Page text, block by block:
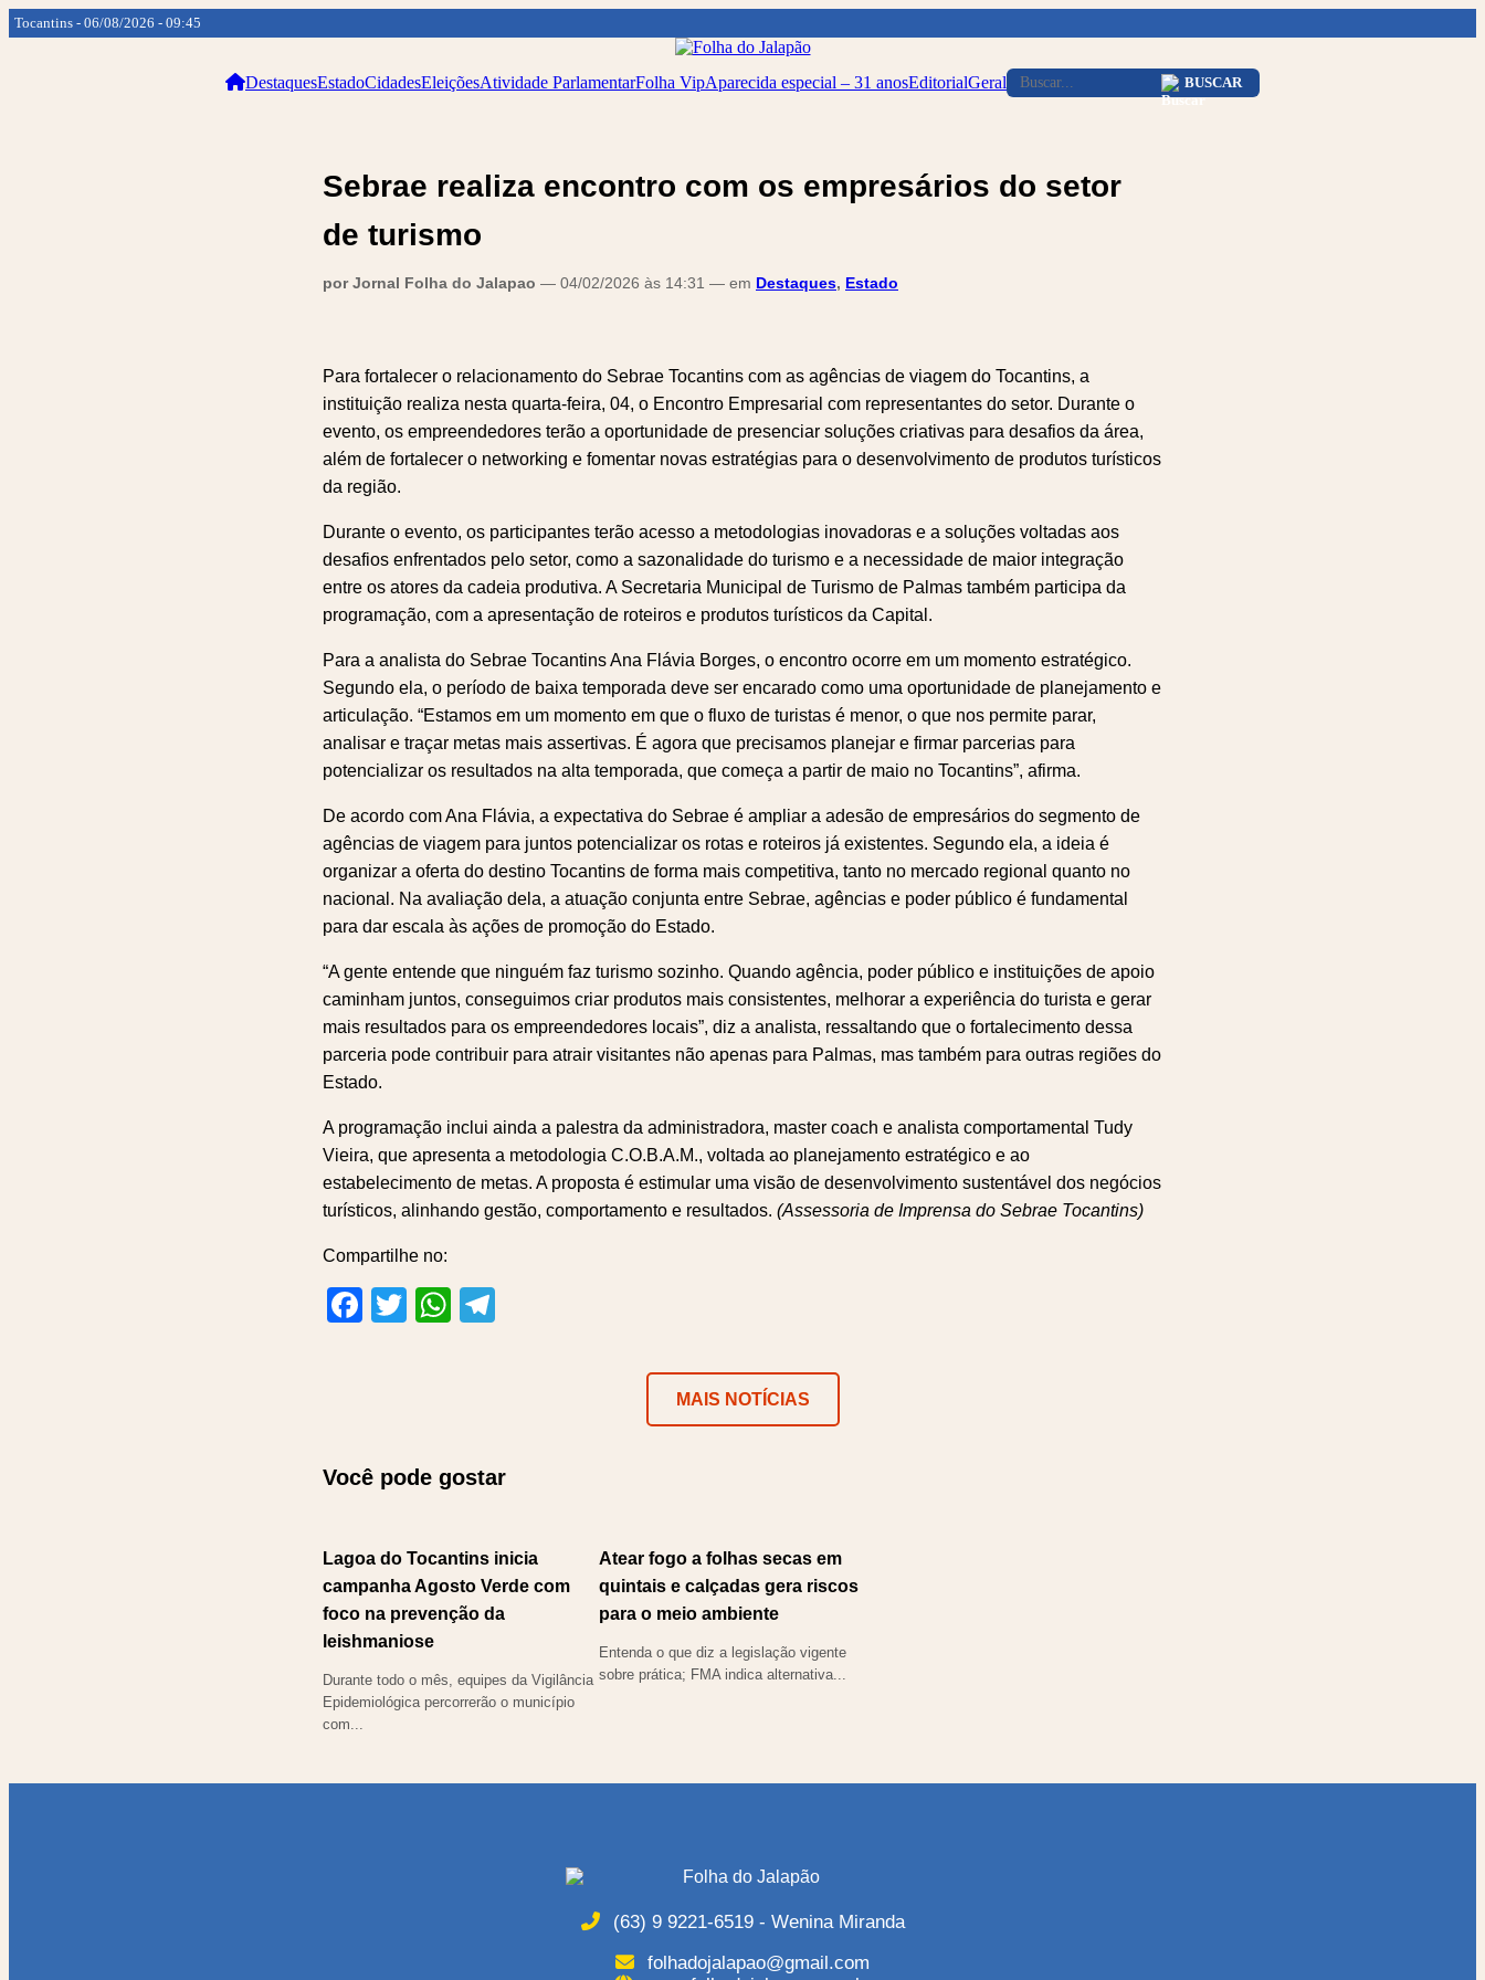
Tocantins - 06/08/2026 - 09:45
DestaquesEstadoCidadesEleiçõesAtividade ParlamentarFolha VipAparecida especial – 31 anosEditorialGeral BUSCAR
Sebrae realiza encontro com os empresários do setor
de turismo
por Jornal Folha do Jalapao — 04/02/2026 às 14:31 — em Destaques, Estado
Para fortalecer o relacionamento do Sebrae Tocantins com as agências de viagem do Tocantins, a
instituição realiza nesta quarta-feira, 04, o Encontro Empresarial com representantes do setor. Durante o
evento, os empreendedores terão a oportunidade de presenciar soluções criativas para desafios da área,
além de fortalecer o networking e fomentar novas estratégias para o desenvolvimento de produtos turísticos
da região.
Durante o evento, os participantes terão acesso a metodologias inovadoras e a soluções voltadas aos
desafios enfrentados pelo setor, como a sazonalidade do turismo e a necessidade de maior integração
entre os atores da cadeia produtiva. A Secretaria Municipal de Turismo de Palmas também participa da
programação, com a apresentação de roteiros e produtos turísticos da Capital.
Para a analista do Sebrae Tocantins Ana Flávia Borges, o encontro ocorre em um momento estratégico.
Segundo ela, o período de baixa temporada deve ser encarado como uma oportunidade de planejamento e
articulação. “Estamos em um momento em que o fluxo de turistas é menor, o que nos permite parar,
analisar e traçar metas mais assertivas. É agora que precisamos planejar e firmar parcerias para
potencializar os resultados na alta temporada, que começa a partir de maio no Tocantins”, afirma.
De acordo com Ana Flávia, a expectativa do Sebrae é ampliar a adesão de empresários do segmento de
agências de viagem para juntos potencializar os rotas e roteiros já existentes. Segundo ela, a ideia é
organizar a oferta do destino Tocantins de forma mais competitiva, tanto no mercado regional quanto no
nacional. Na avaliação dela, a atuação conjunta entre Sebrae, agências e poder público é fundamental
para dar escala às ações de promoção do Estado.
“A gente entende que ninguém faz turismo sozinho. Quando agência, poder público e instituições de apoio
caminham juntos, conseguimos criar produtos mais consistentes, melhorar a experiência do turista e gerar
mais resultados para os empreendedores locais”, diz a analista, ressaltando que o fortalecimento dessa
parceria pode contribuir para atrair visitantes não apenas para Palmas, mas também para outras regiões do
Estado.
A programação inclui ainda a palestra da administradora, master coach e analista comportamental Tudy
Vieira, que apresenta a metodologia C.O.B.A.M., voltada ao planejamento estratégico e ao
estabelecimento de metas. A proposta é estimular uma visão de desenvolvimento sustentável dos negócios
turísticos, alinhando gestão, comportamento e resultados. (Assessoria de Imprensa do Sebrae Tocantins)
Compartilhe no:
Facebook
TwitterWhatsApp
MAIS NOTÍCIAS
Você pode gostar
Lagoa do Tocantins inicia
campanha Agosto Verde com
foco na prevenção da
leishmaniose
Durante todo o mês, equipes da Vigilância
Epidemiológica percorrerão o município
com...
Atear fogo a folhas secas em
quintais e calçadas gera riscos
para o meio ambiente
Entenda o que diz a legislação vigente
sobre prática; FMA indica alternativa...
(63) 9 9221-6519 - Wenina Miranda
folhadojalapao@gmail.com